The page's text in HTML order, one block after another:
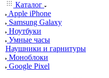
Каталог
Apple iPhone
Samsung Galaxy
Ноутбуки
Умные часы
Наушники и гарнитуры
Моноблоки
Google Pixel